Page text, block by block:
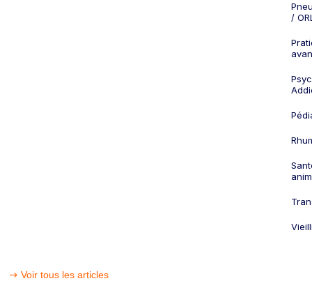
/
Voir tous les articles